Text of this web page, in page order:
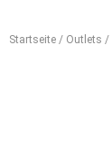
Startseite / Outlets /